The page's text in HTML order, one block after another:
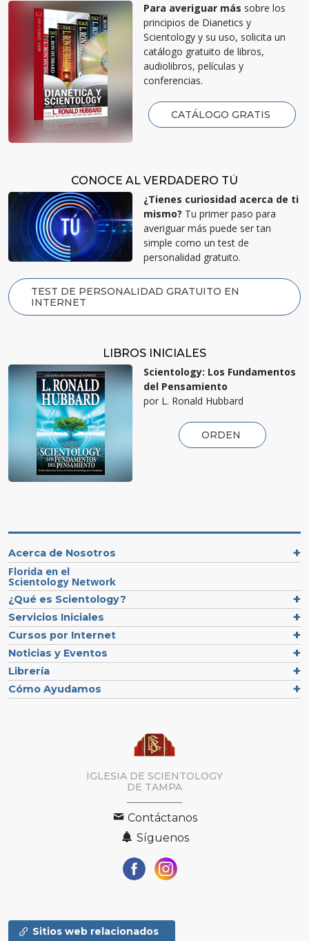
Para averiguar más sobre los
principios de Dianetics y
Scientology y su uso, solicita un
catálogo gratuito de libros,
audiolibros, películas y
conferencias.
CATÁLOGO GRATIS
CONOCE AL VERDADERO TÚ
¿Tienes curiosidad acerca de ti
mismo? Tu primer paso para
averiguar más puede ser tan
simple como un test de
personalidad gratuito.
TEST DE PERSONALIDAD GRATUITO EN
INTERNET
LIBROS INICIALES
Scientology: Los Fundamentos
del Pensamiento
por L. Ronald Hubbard
ORDEN
Acerca de Nosotros
Florida en el
Scientology Network
¿Qué es Scientology?
Servicios Iniciales
Cursos por Internet
Noticias y Eventos
Librería
Cómo Ayudamos
IGLESIA DE SCIENTOLOGY
DE TAMPA
Contáctanos
Síguenos
Sitios web relacionados